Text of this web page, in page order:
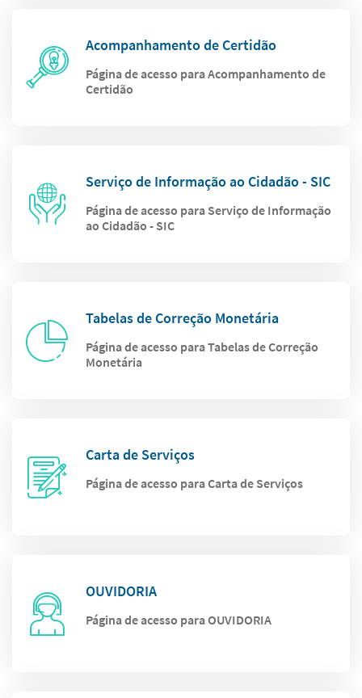
Acompanhamento de Certidão
Página de acesso para Acompanhamento de
Certidão
Serviço de Informação ao Cidadão - SIC
Página de acesso para Serviço de Informação
ao Cidadão - SIC
Tabelas de Correção Monetária
Página de acesso para Tabelas de Correção
Monetária
Carta de Serviços
Página de acesso para Carta de Serviços
OUVIDORIA
Página de acesso para OUVIDORIA